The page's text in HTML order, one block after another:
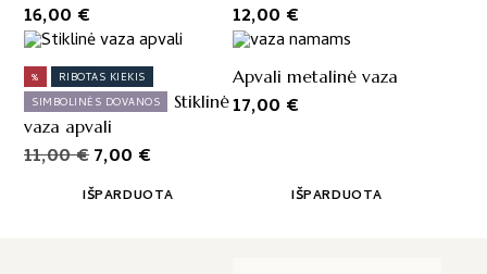
16,00 €
IŠPARDUOTA
12,00 €
IŠPARDUOTA
%
RIBOTAS KIEKIS
SIMBOLINĖS DOVANOS
Stiklinė
vaza apvali
11,00€Original
price
was:
7,00 €
price
is:
Apvali metalinė vaza
17,00 €